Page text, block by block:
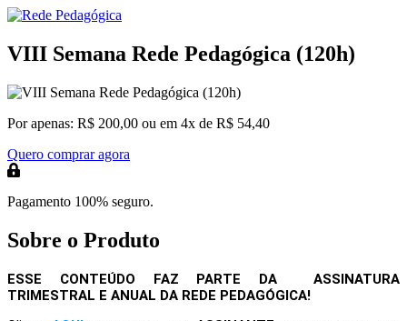
VIII Semana Rede Pedagógica (120h)
Por apenas: R$ 200,00 ou em 4x de R$ 54,40
Quero comprar agora
Pagamento 100% seguro.
Sobre o Produto
ESSE CONTEÚDO FAZ PARTE DA ASSINATURA
TRIMESTRAL E ANUAL DA REDE PEDAGÓGICA!